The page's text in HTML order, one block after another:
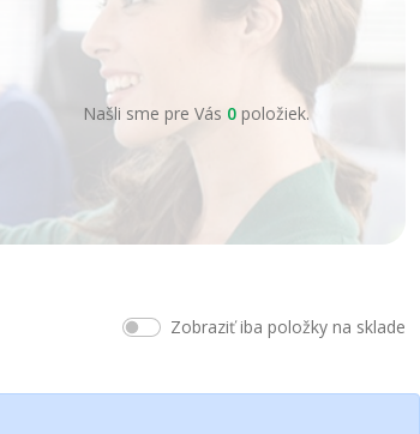
Našli sme pre Vás 0 položiek.
Zobraziť iba položky na sklade